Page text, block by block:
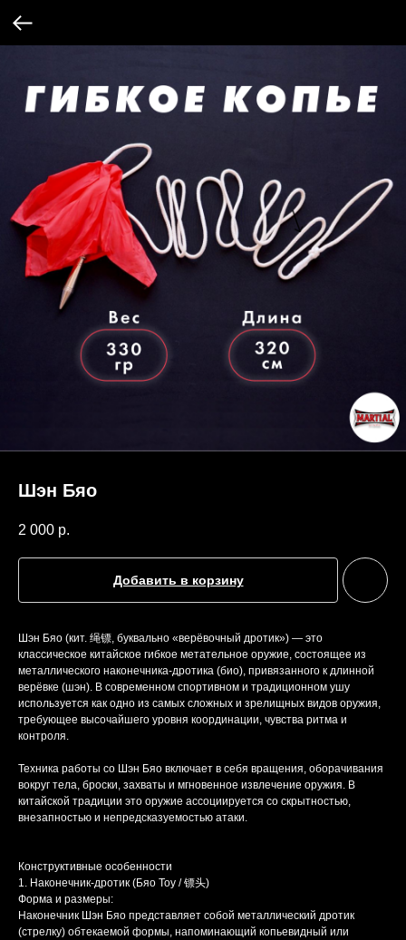
Шэн Бяо
2 000 р.
Добавить в корзину
Шэн Бяо (кит. 绳镖, буквально «верёвочный дротик») — это
классическое китайское гибкое метательное оружие, состоящее из
металлического наконечника-дротика (био), привязанного к длинной
верёвке (шэн). В современном спортивном и традиционном ушу
используется как одно из самых сложных и зрелищных видов оружия,
требующее высочайшего уровня координации, чувства ритма и
контроля.
Техника работы со Шэн Бяо включает в себя вращения, оборачивания
вокруг тела, броски, захваты и мгновенное извлечение оружия. В
китайской традиции это оружие ассоциируется со скрытностью,
внезапностью и непредсказуемостью атаки.
Конструктивные особенности
1. Наконечник-дротик (Бяо Тоу / 镖头)
Форма и размеры:
Наконечник Шэн Бяо представляет собой металлический дротик
(стрелку) обтекаемой формы, напоминающий копьевидный или